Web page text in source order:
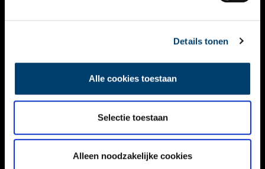
Details tonen
Alle cookies toestaan
Selectie toestaan
Alleen noodzakelijke cookies
DISCLAIMER
TOEGANKELIJKHEID
Volg ONH op social media